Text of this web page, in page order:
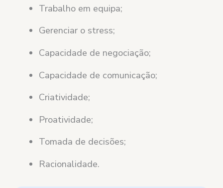
Trabalho em equipa;
Gerenciar o stress;
Capacidade de negociação;
Capacidade de comunicação;
Criatividade;
Proatividade;
Tomada de decisões;
Racionalidade.